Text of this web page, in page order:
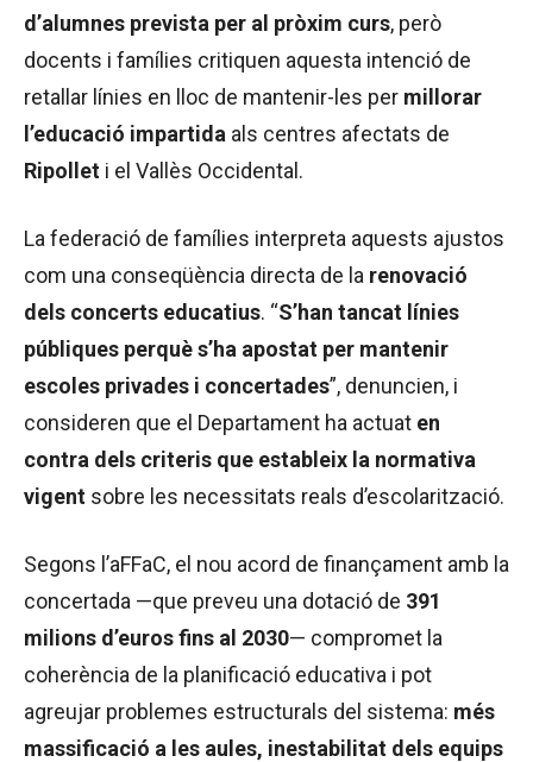
d’alumnes prevista per al pròxim curs, però
docents i famílies critiquen aquesta intenció de
retallar línies en lloc de mantenir-les per millorar
l’educació impartida als centres afectats de
Ripollet i el Vallès Occidental.
La federació de famílies interpreta aquests ajustos
com una conseqüència directa de la renovació
dels concerts educatius. “S’han tancat línies
públiques perquè s’ha apostat per mantenir
escoles privades i concertades”, denuncien, i
consideren que el Departament ha actuat en
contra dels criteris que estableix la normativa
vigent sobre les necessitats reals d’escolarització.
Segons l’aFFaC, el nou acord de finançament amb la
concertada —que preveu una dotació de 391
milions d’euros fins al 2030— compromet la
coherència de la planificació educativa i pot
agreujar problemes estructurals del sistema: més
massificació a les aules, inestabilitat dels equips